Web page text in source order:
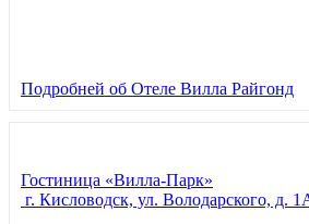
Подробней об Отеле Вилла Райгонд
Гостиница «Вилла-Парк»
г. Кисловодск, ул. Володарского, д.